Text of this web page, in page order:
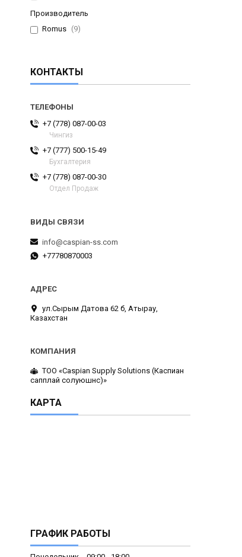
Производитель
Romus
9
КОНТАКТЫ
+7 (778) 087-00-03
Чингиз
+7 (777) 500-15-49
Бухгалтерия
+7 (778) 087-00-30
Отдел Продаж
info@caspian-ss.com
+77780870003
ул.Сырым Датова 62 б, Атырау,
Казахстан
ТОО «Caspian Supply Solutions (Каспиан
сапплай солуюшнс)»
КАРТА
ГРАФИК РАБОТЫ